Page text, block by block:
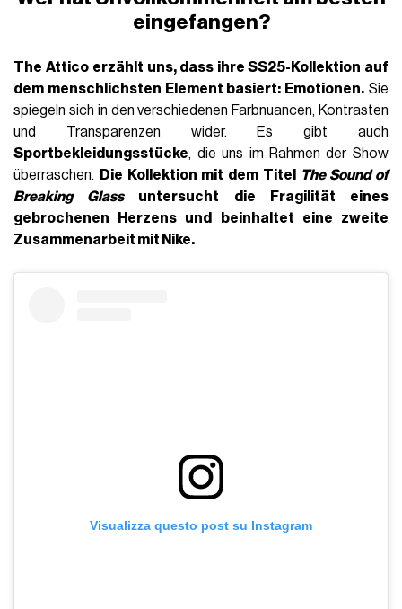
eingefangen?
The Attico erzählt uns, dass ihre SS25-Kollektion auf
dem menschlichsten Element basiert: Emotionen. Sie
spiegeln sich in den verschiedenen Farbnuancen, Kontrasten
und Transparenzen wider. Es gibt auch
Sportbekleidungsstücke, die uns im Rahmen der Show
überraschen.
Die Kollektion mit dem Titel
The Sound of
Breaking Glassuntersucht die Fragilität eines
gebrochenen Herzens und beinhaltet eine zweite
Zusammenarbeit mit Nike.
Visualizza questo post su Instagram